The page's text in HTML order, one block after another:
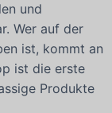
und
Wer auf der
ist, kommt an
ist die erste
Produkte